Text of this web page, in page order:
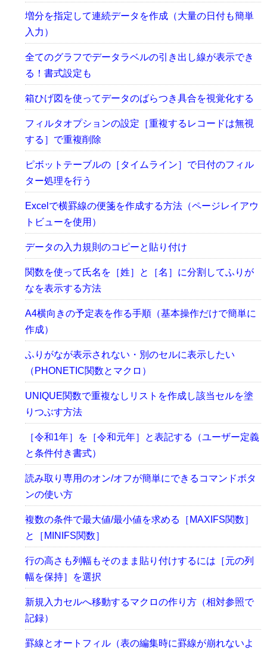
増分を指定して連続データを作成（大量の日付も簡単
入力）
全てのグラフでデータラベルの引き出し線が表示でき
る！書式設定も
箱ひげ図を使ってデータのばらつき具合を視覚化する
フィルタオプションの設定［重複するレコードは無視
する］で重複削除
ピボットテーブルの［タイムライン］で日付のフィル
ター処理を行う
Excelで横罫線の便箋を作成する方法（ページレイアウ
トビューを使用）
データの入力規則のコピーと貼り付け
関数を使って氏名を［姓］と［名］に分割してふりが
なを表示する方法
A4横向きの予定表を作る手順（基本操作だけで簡単に
作成）
ふりがなが表示されない・別のセルに表示したい
（PHONETIC関数とマクロ）
UNIQUE関数で重複なしリストを作成し該当セルを塗
りつぶす方法
［令和1年］を［令和元年］と表記する（ユーザー定義
と条件付き書式）
読み取り専用のオン/オフが簡単にできるコマンドボタ
ンの使い方
複数の条件で最大値/最小値を求める［MAXIFS関数］
と［MINIFS関数］
行の高さも列幅もそのまま貼り付けするには［元の列
幅を保持］を選択
新規入力セルへ移動するマクロの作り方（相対参照で
記録）
罫線とオートフィル（表の編集時に罫線が崩れないよ